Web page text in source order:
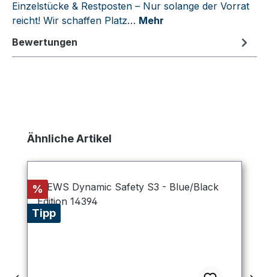
Einzelstücke & Restposten – Nur solange der Vorrat
reicht! Wir schaffen Platz… Mehr
Bewertungen
Produktgalerie überspringen
Ähnliche Artikel
Rabatt
%
Tipp